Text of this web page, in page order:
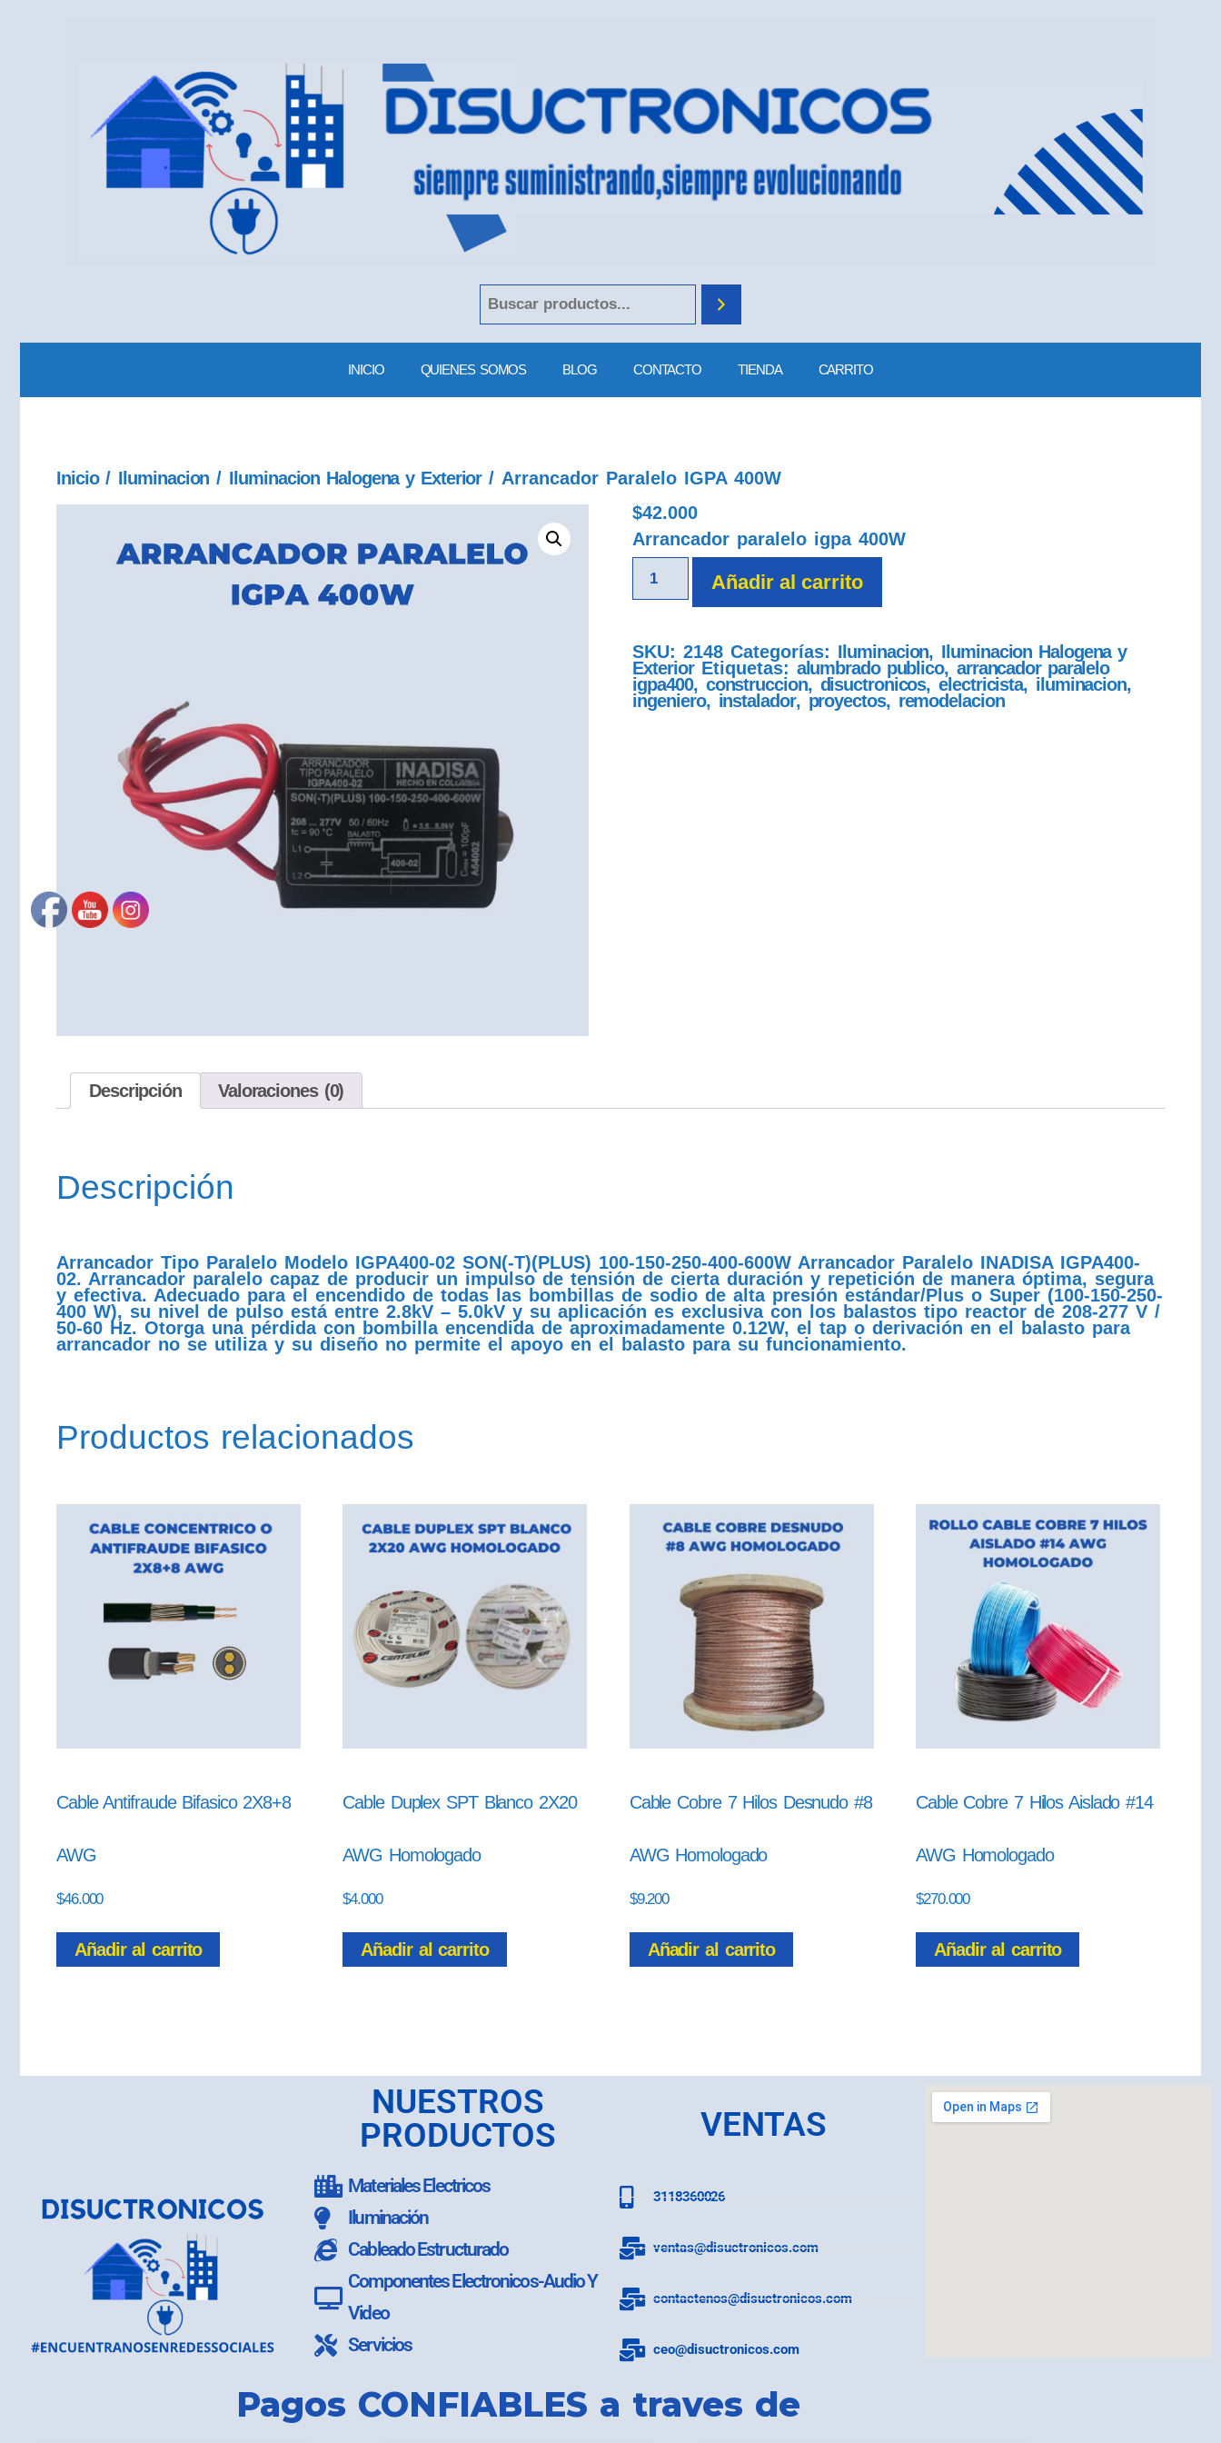
INICIO QUIENES SOMOS BLOG CONTACTO TIENDA CARRITO
Inicio/ Iluminacion / Iluminacion Halogena y Exterior/ Arrancador Paralelo IGPA 400W
$42.000
Arrancador paralelo igpa 400W
Añadir al carrito
SKU:2148 Categorías: Iluminacion, Iluminacion Halogena y
Exterior Etiquetas: alumbrado publico, arrancador paralelo
igpa400, construccion, disuctronicos,electricista, iluminacion,
ingeniero, instalador, proyectos, remodelacion
Descripción Valoraciones (0)
Descripción
Arrancador Tipo Paralelo Modelo IGPA400-02 SON(-T)(PLUS) 100-150-250-400-600W Arrancador Paralelo INADISA IGPA400-
02. Arrancador paralelo capaz de producir un impulso de tensión de cierta duración y repetición de manera óptima, segura
y efectiva. Adecuado para el encendido de todas las bombillas de sodio de alta presión estándar/Plus o Super (100-150-250-
400 W), su nivel de pulso está entre 2.8kV – 5.0kV y su aplicación es exclusiva con los balastos tipo reactor de 208-277 V /
50-60 Hz. Otorga una pérdida con bombilla encendida de aproximadamente 0.12W, el tap o derivación en el balasto para
arrancador no se utiliza y su diseño no permite el apoyo en el balasto para su funcionamiento.
Productos relacionados
Cable Antifraude Bifasico 2X8+8
AWG
$46.000
Añadir al carrito
Cable Duplex SPT Blanco 2X20
AWG Homologado
$4.000
Añadir al carrito
Cable Cobre 7 Hilos Desnudo #8
AWG Homologado
$9.200
Añadir al carrito
Cable Cobre 7 Hilos Aislado #14
AWG Homologado
$270.000
Añadir al carrito
NUESTROS
PRODUCTOS
Materiales Electricos
Iluminación
Cableado Estructurado
Componentes Electronicos-Audio Y
Video
Servicios
VENTAS
3118360026
ventas@disuctronicos.com
contactenos@disuctronicos.com
ceo@disuctronicos.com
Pagos CONFIABLES a traves de